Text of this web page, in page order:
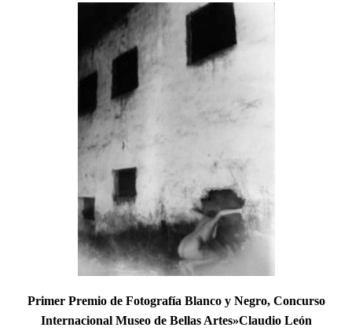
Primer Premio de Fotografía Blanco y Negro, Concurso
Internacional Museo de Bellas Artes»Claudio León